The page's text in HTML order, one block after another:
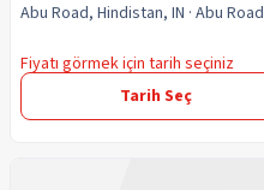
Abu Road, Hindistan, IN · Abu Road
Fiyatı görmek için tarih seçiniz
Tarih Seç